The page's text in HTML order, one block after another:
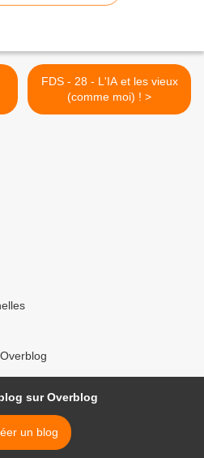
FDS - 28 - L'IA et les vieux
(comme moi) ! >
sur Overblog
un blog